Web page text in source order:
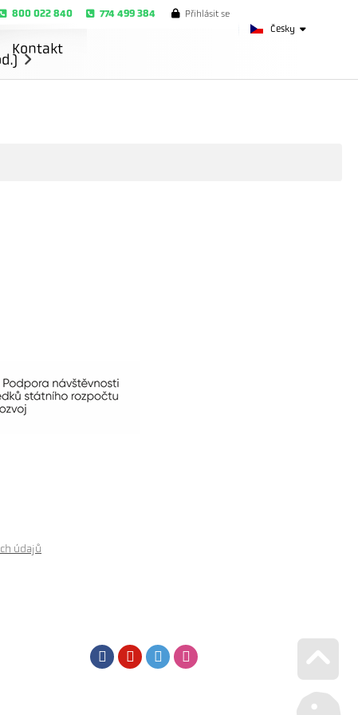
Česky
800 022 840 774 499 384 Přihlásit se
Kontakt
údajů
FacebookYoutubeTwitter
Go